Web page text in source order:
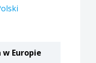
Europie